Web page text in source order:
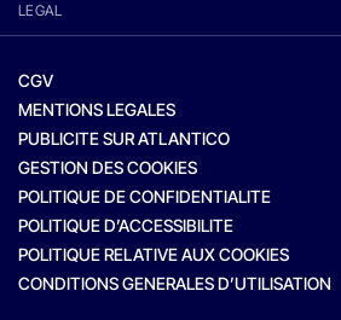
LEGAL
CGV
MENTIONS LEGALES
PUBLICITE SUR ATLANTICO
GESTION DES COOKIES
POLITIQUE DE CONFIDENTIALITE
POLITIQUE D’ACCESSIBILITE
POLITIQUE RELATIVE AUX COOKIES
CONDITIONS GENERALES D’UTILISATION